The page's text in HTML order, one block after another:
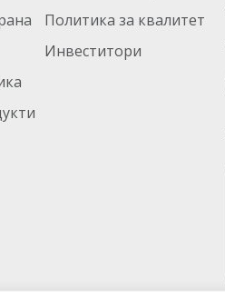
Политика за квалитет
Инвеститори